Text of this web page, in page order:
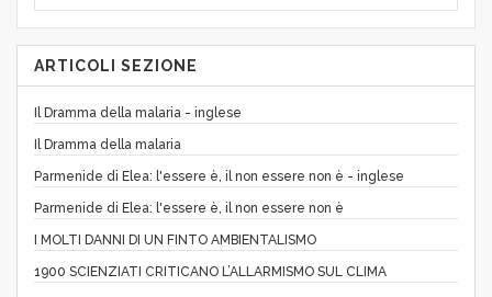
ARTICOLI SEZIONE
Il Dramma della malaria - inglese
Il Dramma della malaria
Parmenide di Elea: l'essere è, il non essere non è - inglese
Parmenide di Elea: l'essere è, il non essere non è
I MOLTI DANNI DI UN FINTO AMBIENTALISMO
1900 SCIENZIATI CRITICANO L’ALLARMISMO SUL CLIMA